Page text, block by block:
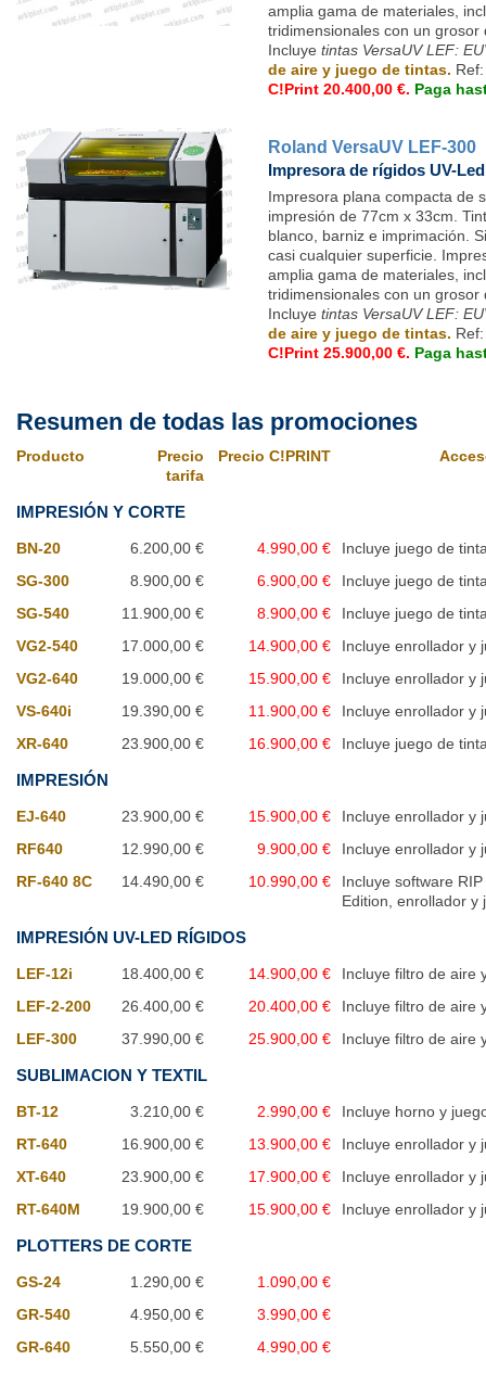
amplia gama de materiales,
tridimensionales con un grosor
Incluye tintas VersaUV LEF:
de aire y juego de tintas.
C!Print 20.400,00 €. Paga
Roland VersaUV LEF-300
Impresora de rígidos UV-Led
Impresora plana compacta de
impresión de 77cm x 33cm.
blanco, barniz e imprimación.
casi cualquier superficie.
amplia gama de materiales,
tridimensionales con un grosor
Incluye tintas VersaUV LEF:
de aire y juego de tintas.
C!Print 25.900,00 €. Paga
Resumen de todas las promociones
Producto
Precio
tarifa
Precio C!PRINT
IMPRESIÓN Y CORTE
BN-20 6.200,00 € 4.990,00 €
Incluye juego de
SG-300
8.900,00 € 6.900,00 €
Incluye juego de
SG-540
11.900,00 € 8.900,00 €
Incluye juego de
VG2-540
17.000,00 € 14.900,00 €
Incluye enrollador y
VG2-640
19.000,00 € 15.900,00 €
Incluye enrollador y
VS-640i
19.390,00 € 11.900,00 €
Incluye enrollador y
XR-640
23.900,00 € 16.900,00 € Incluye juego de
IMPRESIÓN
EJ-640 23.900,00 € 15.900,00 €
Incluye enrollador y
RF640
12.990,00 € 9.900,00 €
Incluye enrollador y
RF-640 8C
14.490,00 € 10.990,00 €
Incluye software
Edition, enrollador y
IMPRESIÓN UV-LED RÍGIDOS
LEF-12i 18.400,00 € 14.900,00 €
Incluye filtro de aire
LEF-2-200
26.400,00 € 20.400,00 €
Incluye filtro de aire
LEF-300
37.990,00 € 25.900,00 € Incluye filtro de aire
SUBLIMACION Y TEXTIL
BT-12 3.210,00 € 2.990,00 €
Incluye horno y
RT-640
16.900,00 € 13.900,00 €
Incluye enrollador y
XT-640
23.900,00 € 17.900,00 €
Incluye enrollador y
RT-640M
19.900,00 € 15.900,00 € Incluye enrollador y
PLOTTERS DE CORTE
GS-24 1.290,00 €
1.090,00 €
GR-540
4.950,00 €
3.990,00 €
GR-640
5.550,00 € 4.990,00 €